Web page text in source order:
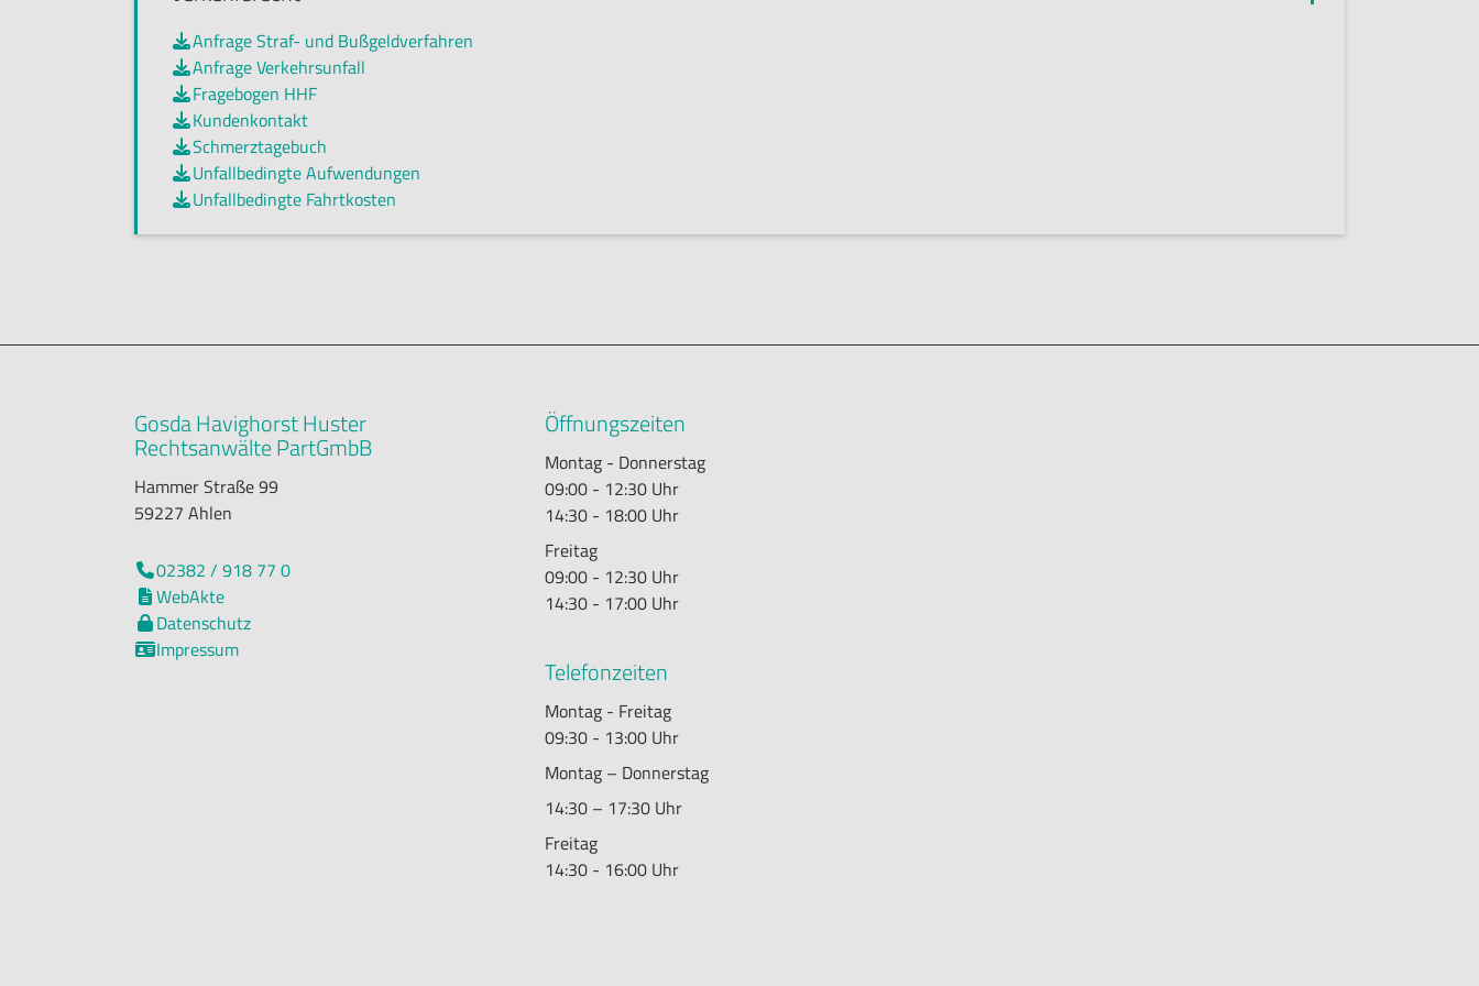
Anfrage Straf- und Bußgeldverfahren
Anfrage Verkehrsunfall
Fragebogen HHF
Kundenkontakt
Schmerztagebuch
Unfallbedingte Aufwendungen
Unfallbedingte Fahrtkosten
Gosda Havighorst Huster
Rechtsanwälte PartGmbB
Hammer Straße 99
59227 Ahlen
02382 / 918 77 0
 WebAkte
 Datenschutz
Impressum
Öffnungszeiten
Montag - Donnerstag
09:00 - 12:30 Uhr
14:30 - 18:00 Uhr
Freitag
09:00 - 12:30 Uhr
14:30 - 17:00 Uhr
Telefonzeiten
Montag - Freitag
09:30 - 13:00 Uhr
Montag – Donnerstag
14:30 – 17:30 Uhr
Freitag
14:30 - 16:00 Uhr